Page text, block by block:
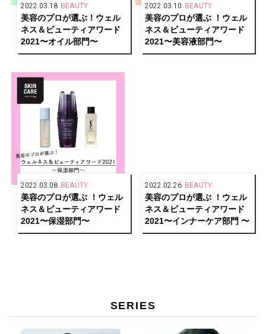
2022.03.18 BEAUTY
美容のプロが選ぶ！ウェル
ネス＆ビューティアワード
2021〜オイル部門〜
2022.03.10 BEAUTY
美容のプロが選ぶ ！ウェル
ネス＆ビューティアワード
2021〜美容液部門〜
2022.03.08 BEAUTY
美容のプロが選ぶ ！ウェル
ネス＆ビューティアワード
2021〜保湿部門〜
2022.02.26 BEAUTY
美容のプロが選ぶ ！ウェル
ネス＆ビューティアワード
2021〜インナーケア部門 〜
SERIES